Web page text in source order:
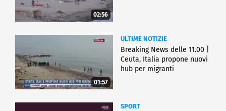
02:56
01:57
ULTIME NOTIZIE
Breaking News delle 11.00 |
Ceuta, Italia propone nuovi
hub per migranti
SPORT